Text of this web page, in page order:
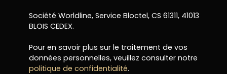
Société Worldline, Service Bloctel, CS 61311, 41013
BLOIS CEDEX.
Pour en savoir plus sur le traitement de vos
données personnelles, veuillez consulter notre
politique de confidentialité.